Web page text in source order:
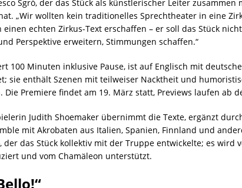
Sgrò, der das Stück als künstlerischer Leiter zusammen
„Wir wollten kein traditionelles Sprechtheater in eine
echten Zirkus-Text erschaffen – er soll das Stück
Perspektive erweitern, Stimmungen schaffen.“
100 Minuten inklusive Pause, ist auf Englisch mit
sie enthält Szenen mit teilweiser Nacktheit und
Die Premiere findet am 19. März statt, Previews laufen ab
Judith Shoemaker übernimmt die Texte, ergänzt
mit Akrobaten aus Italien, Spanien, Finnland und
der das Stück kollektiv mit der Truppe entwickelte; es wird
und vom Chamäleon unterstützt.